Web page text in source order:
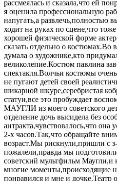
рассмеялась и сказала,что ей
я оценила профессиональную
напугать,а развлечь,полностью
ходит на руках по сцене,что
хорошей физической форме
сказать отдельно о костюмах.Во
думала о художнике,кто
великолепие.Костюм павлина
спектакля.Волчьи костюмы
не пугают детей своей
шикарной шкуре,серебристая
статуи,все это пробуждает
МАУГЛИ из моего советского
отделение дочь высидела без
антракта,чувствовалось,что она
2-х часов.Так,что обращайте
возраст.Мы рискнули,пришли с
пожалели,правда мы
советский мультфильм Маугли,и
многие моменты,происходящие
понравился и мне и дочке.Театр